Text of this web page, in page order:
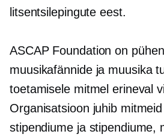
litsentsilepingute eest.
ASCAP Foundation on
muusikafännide ja muusika
toetamisele mitmel erineval
Organisatsioon juhib
stipendiume ja stipendiume,